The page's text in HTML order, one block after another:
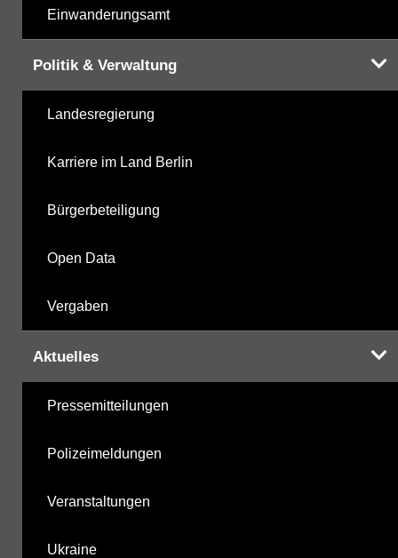
Einwanderungsamt
Politik & Verwaltung
Landesregierung
Karriere im Land Berlin
Bürgerbeteiligung
Open Data
Vergaben
Aktuelles
Pressemitteilungen
Polizeimeldungen
Veranstaltungen
Ukraine